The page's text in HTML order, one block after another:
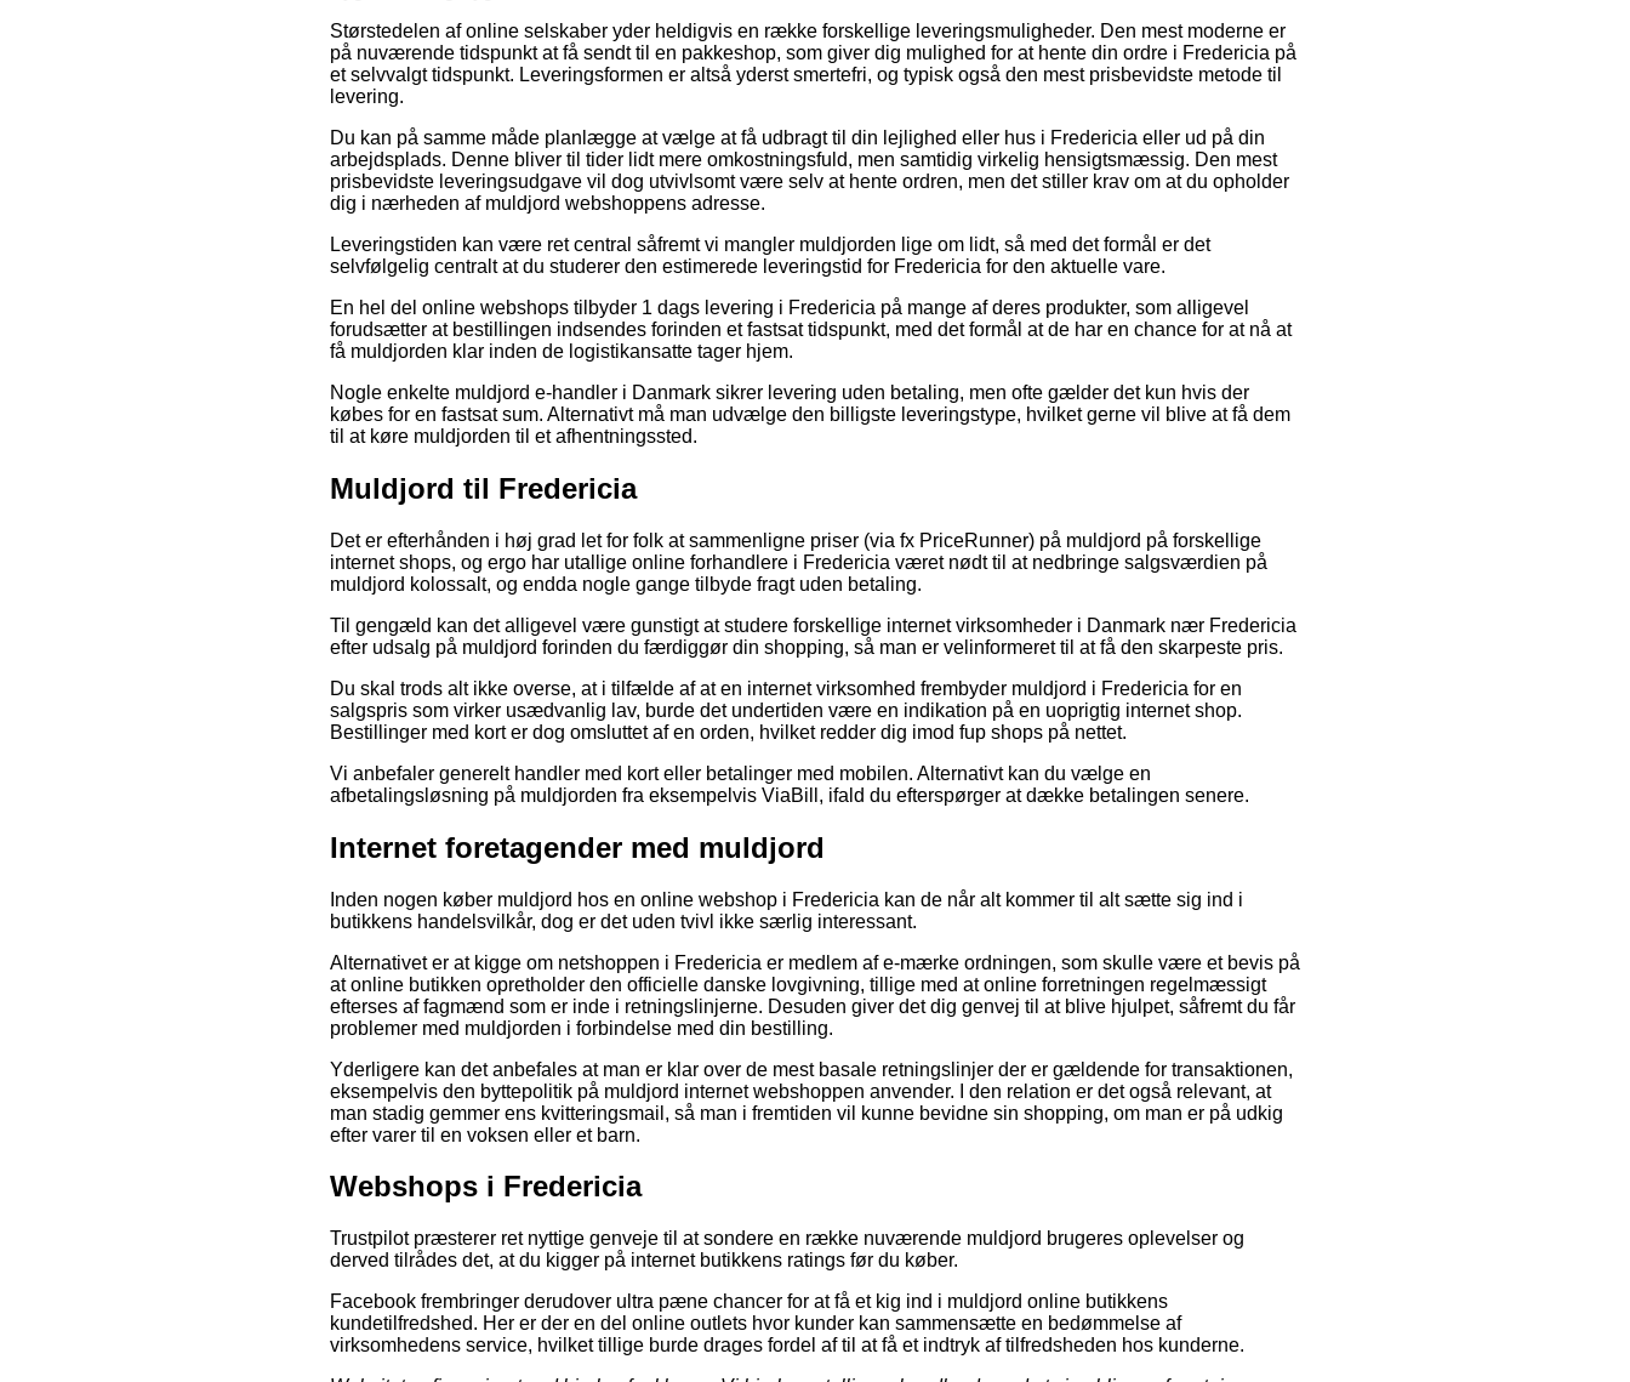
Størstedelen af online selskaber yder heldigvis en række forskellige leveringsmuligheder. Den mest moderne er
på nuværende tidspunkt at få sendt til en pakkeshop, som giver dig mulighed for at hente din ordre i Fredericia på
et selvvalgt tidspunkt. Leveringsformen er altså yderst smertefri, og typisk også den mest prisbevidste metode til
levering.
Du kan på samme måde planlægge at vælge at få udbragt til din lejlighed eller hus i Fredericia eller ud på din
arbejdsplads. Denne bliver til tider lidt mere omkostningsfuld, men samtidig virkelig hensigtsmæssig. Den mest
prisbevidste leveringsudgave vil dog utvivlsomt være selv at hente ordren, men det stiller krav om at du opholder
dig i nærheden af muldjord webshoppens adresse.
Leveringstiden kan være ret central såfremt vi mangler muldjorden lige om lidt, så med det formål er det
selvfølgelig centralt at du studerer den estimerede leveringstid for Fredericia for den aktuelle vare.
En hel del online webshops tilbyder 1 dags levering i Fredericia på mange af deres produkter, som alligevel
forudsætter at bestillingen indsendes forinden et fastsat tidspunkt, med det formål at de har en chance for at nå at
få muldjorden klar inden de logistikansatte tager hjem.
Nogle enkelte muldjord e-handler i Danmark sikrer levering uden betaling, men ofte gælder det kun hvis der
købes for en fastsat sum. Alternativt må man udvælge den billigste leveringstype, hvilket gerne vil blive at få dem
til at køre muldjorden til et afhentningssted.
Muldjord til Fredericia
Det er efterhånden i høj grad let for folk at sammenligne priser (via fx PriceRunner) på muldjord på forskellige
internet shops, og ergo har utallige online forhandlere i Fredericia været nødt til at nedbringe salgsværdien på
muldjord kolossalt, og endda nogle gange tilbyde fragt uden betaling.
Til gengæld kan det alligevel være gunstigt at studere forskellige internet virksomheder i Danmark nær Fredericia
efter udsalg på muldjord forinden du færdiggør din shopping, så man er velinformeret til at få den skarpeste pris.
Du skal trods alt ikke overse, at i tilfælde af at en internet virksomhed frembyder muldjord i Fredericia for en
salgspris som virker usædvanlig lav, burde det undertiden være en indikation på en uoprigtig internet shop.
Bestillinger med kort er dog omsluttet af en orden, hvilket redder dig imod fup shops på nettet.
Vi anbefaler generelt handler med kort eller betalinger med mobilen. Alternativt kan du vælge en
afbetalingsløsning på muldjorden fra eksempelvis ViaBill, ifald du efterspørger at dække betalingen senere.
Internet foretagender med muldjord
Inden nogen køber muldjord hos en online webshop i Fredericia kan de når alt kommer til alt sætte sig ind i
butikkens handelsvilkår, dog er det uden tvivl ikke særlig interessant.
Alternativet er at kigge om netshoppen i Fredericia er medlem af e-mærke ordningen, som skulle være et bevis på
at online butikken opretholder den officielle danske lovgivning, tillige med at online forretningen regelmæssigt
efterses af fagmænd som er inde i retningslinjerne. Desuden giver det dig genvej til at blive hjulpet, såfremt du får
problemer med muldjorden i forbindelse med din bestilling.
Yderligere kan det anbefales at man er klar over de mest basale retningslinjer der er gældende for transaktionen,
eksempelvis den byttepolitik på muldjord internet webshoppen anvender. I den relation er det også relevant, at
man stadig gemmer ens kvitteringsmail, så man i fremtiden vil kunne bevidne sin shopping, om man er på udkig
efter varer til en voksen eller et barn.
Webshops i Fredericia
Trustpilot præsterer ret nyttige genveje til at sondere en række nuværende muldjord brugeres oplevelser og
derved tilrådes det, at du kigger på internet butikkens ratings før du køber.
Facebook frembringer derudover ultra pæne chancer for at få et kig ind i muldjord online butikkens
kundetilfredshed. Her er der en del online outlets hvor kunder kan sammensætte en bedømmelse af
virksomhedens service, hvilket tillige burde drages fordel af til at få et indtryk af tilfredsheden hos kunderne.